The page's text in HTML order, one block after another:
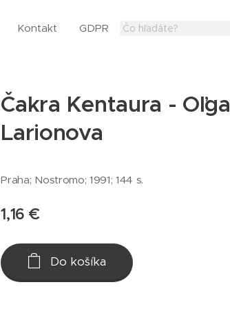
Kontakt GDPR
Čakra Kentaura - Oľga
Larionova
Praha; Nostromo; 1991; 144 s.
1,16 €
Do košíka